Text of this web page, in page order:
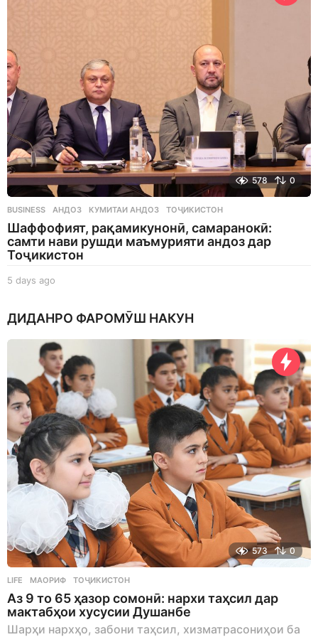
578 0
BUSINESS АНДОЗ ,КУМИТАИ АНДОЗ ,ТОҶИКИСТОН
Шаффофият, рақамикунонӣ, самаранокӣ:
самти нави рушди маъмурияти андоз дар
Тоҷикистон
5 days ago
y
a
g
o
ДИДАНРО ФАРОМӮШ НАКУН
573 0
LIFE МАОРИФ ,ТОҶИКИСТОН
Аз 9 то 65 ҳазор сомонӣ: нархи таҳсил дар
мактабҳои хусусии Душанбе
Шарҳи нархҳо, забони таҳсил, хизматрасониҳои ба